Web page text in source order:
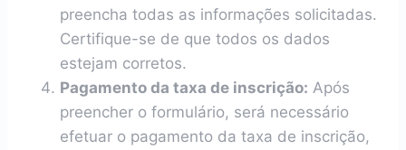
preencha todas as informações solicitadas.
Certifique-se de que todos os dados
estejam corretos.
Pagamento da taxa de inscrição: Após
preencher o formulário, será necessário
efetuar o pagamento da taxa de inscrição,